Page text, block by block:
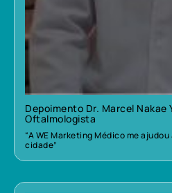
Depoimento Dr. Marcel Nakae
Oftalmologista
“A WE Marketing Médico me
cidade”